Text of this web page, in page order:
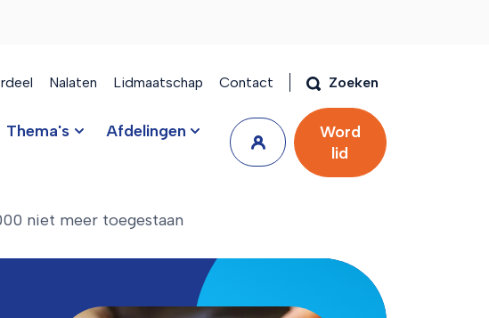
Nalaten Lidmaatschap Contact Zoeken
Thema's Afdelingen
Word
lid
niet meer toegestaan